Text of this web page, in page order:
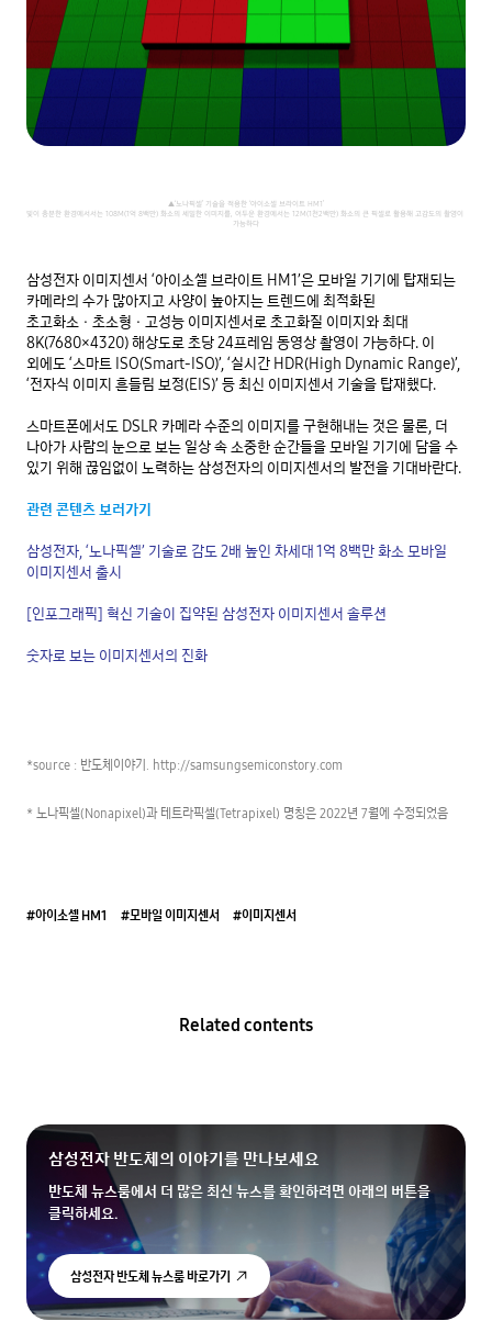
▲‘노나픽셀’ 기술을 적용한 ‘아이소셀 브라이트 HM1’
빛이 충분한 환경에서서는 108M(1억 8백만) 화소의 세밀한 이미지를, 어두운 환경에서는 12M(1천2백만) 화소의 큰 픽셀로 활용해 고감도의 촬영이
가능하다
삼성전자 이미지센서 ‘아이소셀 브라이트 HM1’은 모바일 기기에 탑재되는
카메라의 수가 많아지고 사양이 높아지는 트렌드에 최적화된
초고화소ㆍ초소형ㆍ고성능 이미지센서로 초고화질 이미지와 최대
8K(7680×4320) 해상도로 초당 24프레임 동영상 촬영이 가능하다. 이
외에도 ‘스마트 ISO(Smart-ISO)’, ‘실시간 HDR(High Dynamic Range)’,
‘전자식 이미지 흔들림 보정(EIS)’ 등 최신 이미지센서 기술을 탑재했다.
스마트폰에서도 DSLR 카메라 수준의 이미지를 구현해내는 것은 물론, 더
나아가 사람의 눈으로 보는 일상 속 소중한 순간들을 모바일 기기에 담을 수
있기 위해 끊임없이 노력하는 삼성전자의 이미지센서의 발전을 기대바란다.
관련 콘텐츠 보러가기
삼성전자, ‘노나픽셀’ 기술로 감도 2배 높인 차세대 1억 8백만 화소 모바일
이미지센서 출시
[인포그래픽] 혁신 기술이 집약된 삼성전자 이미지센서 솔루션
숫자로 보는 이미지센서의 진화
*source : 반도체이야기. http://samsungsemiconstory.com
* 노나픽셀(Nonapixel)과 테트라픽셀(Tetrapixel) 명칭은 2022년 7월에 수정되었음
#아이소셀 HM1 #모바일 이미지센서 #이미지센서
Related contents
삼성전자 반도체의 이야기를 만나보세요
반도체 뉴스룸에서 더 많은 최신 뉴스를 확인하려면 아래의 버튼을
클릭하세요.
삼성전자 반도체 뉴스룸 바로가기